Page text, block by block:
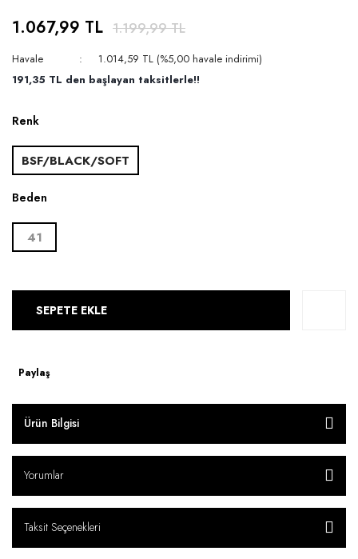
1.067,99 TL 1.199,99 TL
Havale
1.014,59 TL (%5,00 havale indirimi)
191,35 TL den başlayan taksitlerle!!
Renk
BSF/BLACK/SOFT
Beden
41
SEPETE EKLE
Paylaş
Ürün Bilgisi
Yorumlar
Taksit Seçenekleri